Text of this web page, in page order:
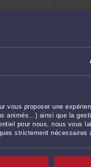
vous proposer une
animés…) ainsi que la
pour nous, nous vous
strictement nécessaires